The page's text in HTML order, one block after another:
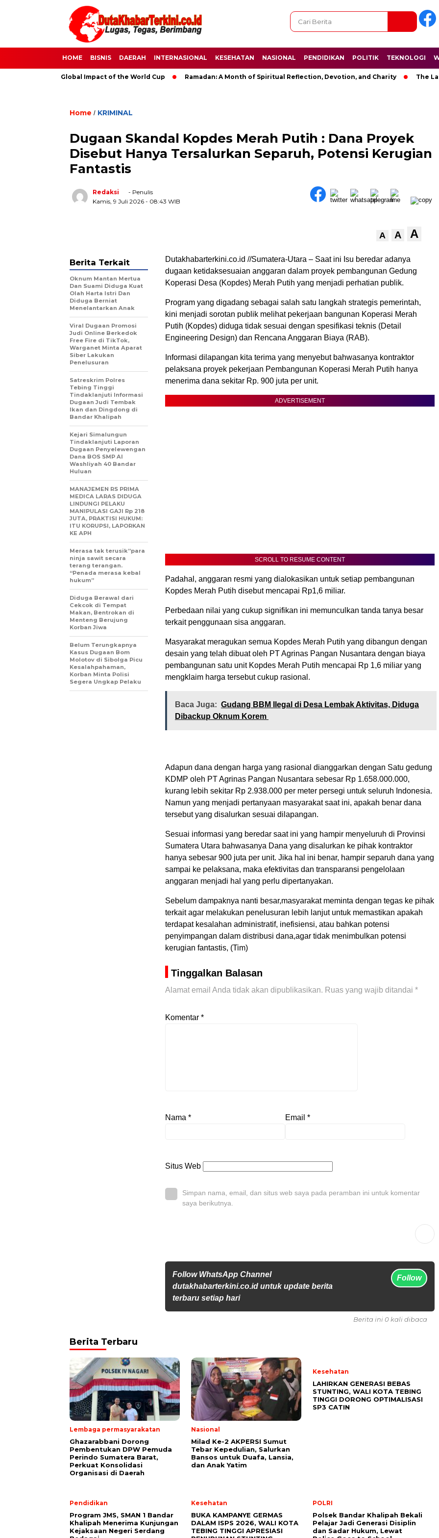
HOME BISNIS DAERAH INTERNASIONAL KESEHATAN NASIONAL PENDIDIKAN POLITIK TEKNOLOGI
The Global Impact of the World Cup Ramadan: A Month of Spiritual Reflection, Devotion, and Charity The Latest
Home / KRIMINAL
Dugaan Skandal Kopdes Merah Putih : Dana Proyek
Disebut Hanya Tersalurkan Separuh, Potensi Kerugian
Fantastis
Redaksi
- Penulis
Kamis, 9 Juli 2026 - 08:43 WIB
A A A
Dutakhabarterkini.co.id //Sumatera-Utara – Saat ini Isu beredar adanya
dugaan ketidaksesuaian anggaran dalam proyek pembangunan Gedung
Koperasi Desa (Kopdes) Merah Putih yang menjadi perhatian publik.
Program yang digadang sebagai salah satu langkah strategis pemerintah,
kini menjadi sorotan publik melihat pekerjaan bangunan Koperasi Merah
Putih (Kopdes) diduga tidak sesuai dengan spesifikasi teknis (Detail
Engineering Design) dan Rencana Anggaran Biaya (RAB).
Informasi dilapangan kita terima yang menyebut bahwasanya kontraktor
pelaksana proyek pekerjaan Pembangunan Koperasi Merah Putih hanya
menerima dana sekitar Rp. 900 juta per unit.
ADVERTISEMENT
SCROLL TO RESUME CONTENT
Padahal, anggaran resmi yang dialokasikan untuk setiap pembangunan
Kopdes Merah Putih disebut mencapai Rp1,6 miliar.
Perbedaan nilai yang cukup signifikan ini memunculkan tanda tanya besar
terkait penggunaan sisa anggaran.
Masyarakat meragukan semua Kopdes Merah Putih yang dibangun dengan
desain yang telah dibuat oleh PT Agrinas Pangan Nusantara dengan biaya
pembangunan satu unit Kopdes Merah Putih mencapai Rp 1,6 miliar yang
mengklaim harga tersebut cukup rasional.
Baca Juga: Gudang BBM Ilegal di Desa Lembak Aktivitas, Diduga
Dibackup Oknum Korem
Adapun dana dengan harga yang rasional dianggarkan dengan Satu gedung
KDMP oleh PT Agrinas Pangan Nusantara sebesar Rp 1.658.000.000,
kurang lebih sekitar Rp 2.938.000 per meter persegi untuk seluruh Indonesia.
Namun yang menjadi pertanyaan masyarakat saat ini, apakah benar dana
tersebut yang disalurkan sesuai dilapangan.
Sesuai informasi yang beredar saat ini yang hampir menyeluruh di Provinsi
Sumatera Utara bahwasanya Dana yang disalurkan ke pihak kontraktor
hanya sebesar 900 juta per unit. Jika hal ini benar, hampir separuh dana yang
sampai ke pelaksana, maka efektivitas dan transparansi pengelolaan
anggaran menjadi hal yang perlu dipertanyakan.
Sebelum dampaknya nanti besar,masyarakat meminta dengan tegas ke pihak
terkait agar melakukan penelusuran lebih lanjut untuk memastikan apakah
terdapat kesalahan administratif, inefisiensi, atau bahkan potensi
penyimpangan dalam distribusi dana,agar tidak menimbulkan potensi
kerugian fantastis, (Tim)
Tinggalkan Balasan
Alamat email Anda tidak akan dipublikasikan. Ruas yang wajib ditandai *
Komentar *
Nama * Email *
Situs Web
Simpan nama, email, dan situs web saya pada peramban ini untuk komentar
saya berikutnya.
Follow WhatsApp Channel
dutakhabarterkini.co.id untuk update berita
terbaru setiap hari
Follow
Berita Terkait
Oknum Mantan Mertua
Dan Suami Diduga Kuat
Olah Harta Istri Dan
Diduga Berniat
Menelantarkan Anak
Viral Dugaan Promosi
Judi Online Berkedok
Free Fire di TikTok,
Warganet Minta Aparat
Siber Lakukan
Penelusuran
Satreskrim Polres
Tebing Tinggi
Tindaklanjuti Informasi
Dugaan Judi Tembak
Ikan dan Dingdong di
Bandar Khalipah
Kejari Simalungun
Tindaklanjuti Laporan
Dugaan Penyelewengan
Dana BOS SMP Al
Washliyah 40 Bandar
Huluan
MANAJEMEN RS PRIMA
MEDICA LARAS DIDUGA
LINDUNGI PELAKU
MANIPULASI GAJI Rp 218
JUTA, PRAKTISI HUKUM:
ITU KORUPSI, LAPORKAN
KE APH
Merasa tak terusik”para
ninja sawit secara
terang terangan.
“Penada merasa kebal
hukum”
Diduga Berawal dari
Cekcok di Tempat
Makan, Bentrokan di
Menteng Berujung
Korban Jiwa
Belum Terungkapnya
Kasus Dugaan Bom
Molotov di Sibolga Picu
Kesalahpahaman,
Korban Minta Polisi
Segera Ungkap Pelaku
Berita ini 0 kali dibaca
Berita Terbaru
Lembaga permasyarakatan
Ghazarabbani Dorong
Pembentukan DPW Pemuda
Perindo Sumatera Barat,
Perkuat Konsolidasi
Organisasi di Daerah
Nasional
Milad Ke-2 AKPERSI Sumut
Tebar Kepedulian, Salurkan
Bansos untuk Duafa, Lansia,
dan Anak Yatim
Kesehatan
LAHIRKAN GENERASI BEBAS
STUNTING, WALI KOTA TEBING
TINGGI DORONG OPTIMALISASI
SP3 CATIN
Pendidikan
Program JMS, SMAN 1 Bandar
Khalipah Menerima Kunjungan
Kejaksaan Negeri Serdang
Kesehatan
BUKA KAMPANYE GERMAS
DALAM ISPS 2026, WALI KOTA
TEBING TINGGI APRESIASI
POLRI
Polsek Bandar Khalipah Bekali
Pelajar Jadi Generasi Disiplin
dan Sadar Hukum, Lewat